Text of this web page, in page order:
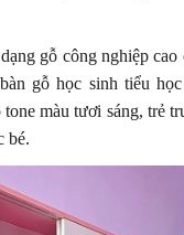
gỗ công nghiệp
gỗ học sinh tiểu
màu tươi sáng, trẻ
bé.